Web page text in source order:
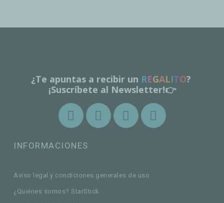
¿Te apuntas a recibir un REGALITO?
¡Suscríbete al Newsletter!👉
INFORMACIONES
Aviso legal y condiciones generales de uso
¿Quiénes somos? StarStick